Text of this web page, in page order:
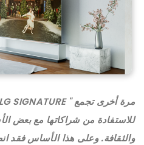
للاستفادة من شراكاتها مع بعض
والثقافة. وعلى هذا الأساس